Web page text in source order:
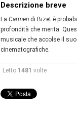
Descrizione breve
La Carmen di Bizet è
profondità che merita.
musicale che accolse il
cinematografiche.
Letto 1481 volte